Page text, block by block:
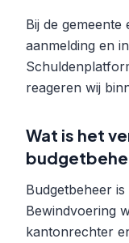
Bij de
aanmelding en
reageren wij
Wat is het
Budgetbeheer
Bewindvoering
kantonrechter